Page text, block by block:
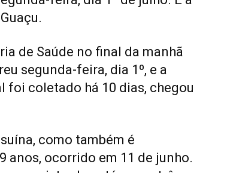
de Saúde no final da manhã
segunda-feira, dia 1º, e a
foi coletado há 10 dias, chegou
como também é
anos, ocorrido em 11 de junho.